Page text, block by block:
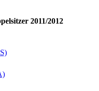
2011/2012